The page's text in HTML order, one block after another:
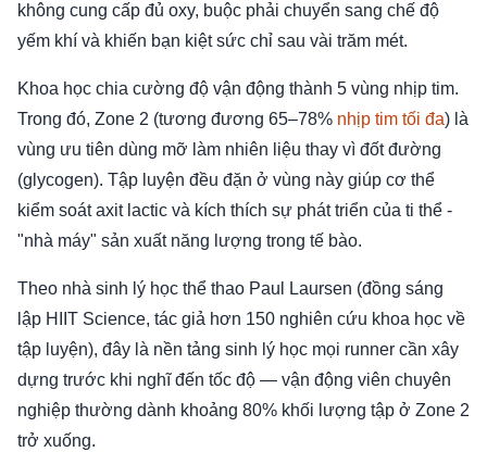
không cung cấp đủ oxy, buộc phải chuyển sang chế độ
yếm khí và khiến bạn kiệt sức chỉ sau vài trăm mét.
Khoa học chia cường độ vận động thành 5 vùng nhịp tim.
Trong đó, Zone 2 (tương đương 65–78% nhịp tim tối đa) là
vùng ưu tiên dùng mỡ làm nhiên liệu thay vì đốt đường
(glycogen). Tập luyện đều đặn ở vùng này giúp cơ thể
kiểm soát axit lactic và kích thích sự phát triển của ti thể -
"nhà máy" sản xuất năng lượng trong tế bào.
Theo nhà sinh lý học thể thao Paul Laursen (đồng sáng
lập HIIT Science, tác giả hơn 150 nghiên cứu khoa học về
tập luyện), đây là nền tảng sinh lý học mọi runner cần xây
dựng trước khi nghĩ đến tốc độ — vận động viên chuyên
nghiệp thường dành khoảng 80% khối lượng tập ở Zone 2
trở xuống.